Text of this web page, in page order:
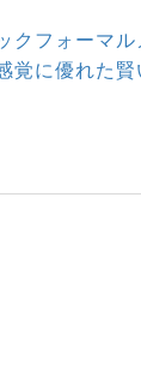
クフォーマ
に優れた賢